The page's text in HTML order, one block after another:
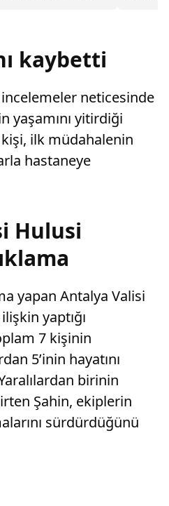
kaybetti
neticesinde
yaşamını yitirdiği
ilk müdahalenin
hastaneye
Hulusi
yapan Antalya Valisi
yaptığı
7 kişinin
5’inin hayatını
birinin
Şahin, ekiplerin
sürdürdüğünü